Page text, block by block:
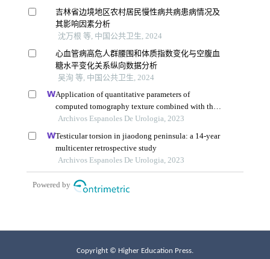
Copyright © Higher Education Press.